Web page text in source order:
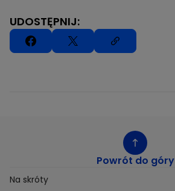
UDOSTĘPNIJ:
Powrót do góry
Na skróty